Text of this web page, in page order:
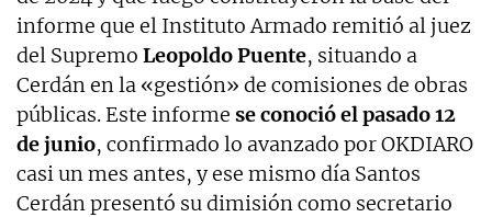
informe que el Instituto Armado remitió al juez
del Supremo Leopoldo Puente, situando a
Cerdán en la «gestión» de comisiones de obras
públicas. Este informe se conoció el pasado 12
de junio, confirmado lo avanzado por OKDIARO
casi un mes antes, y ese mismo día Santos
Cerdán presentó su dimisión como secretario